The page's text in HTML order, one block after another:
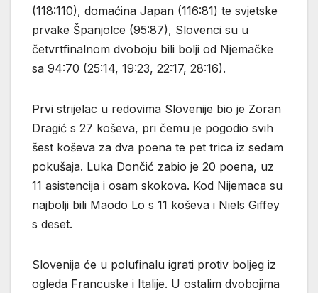
(118:110), domaćina Japan (116:81) te svjetske
prvake Španjolce (95:87), Slovenci su u
četvrtfinalnom dvoboju bili bolji od Njemačke
sa 94:70 (25:14, 19:23, 22:17, 28:16).
Prvi strijelac u redovima Slovenije bio je Zoran
Dragić s 27 koševa, pri čemu je pogodio svih
šest koševa za dva poena te pet trica iz sedam
pokušaja. Luka Dončić zabio je 20 poena, uz
11 asistencija i osam skokova. Kod Nijemaca su
najbolji bili Maodo Lo s 11 koševa i Niels Giffey
s deset.
Slovenija će u polufinalu igrati protiv boljeg iz
ogleda Francuske i Italije. U ostalim dvobojima